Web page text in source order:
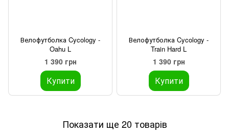
Велофутболка Cycology -
Oahu L
1 390 грн
Купити
Велофутболка Cycology -
Train Hard L
1 390 грн
Купити
Показати ще 20 товарів